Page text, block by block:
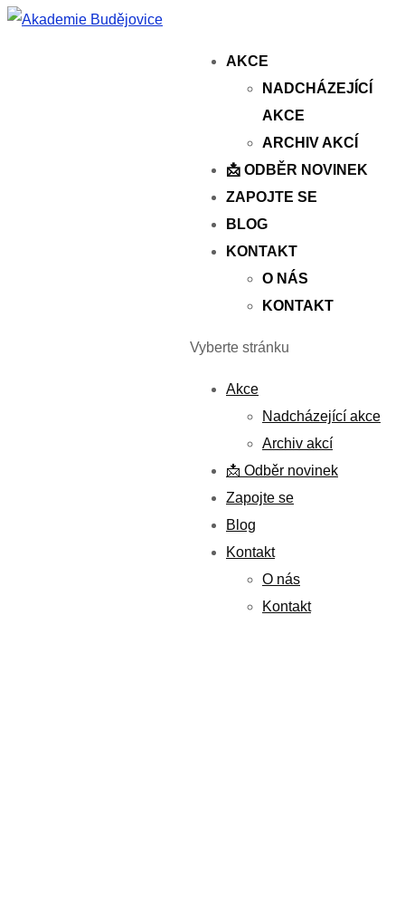
AKCE
NADCHÁZEJÍCÍ
AKCE
ARCHIV AKCÍ
📩 ODBĚR NOVINEK
ZAPOJTE SE
BLOG
KONTAKT
O NÁS
KONTAKT
Vyberte stránku
Akce
Nadcházející akce
Archiv akcí
📩 Odběr novinek
Zapojte se
Blog
Kontakt
O nás
Kontakt